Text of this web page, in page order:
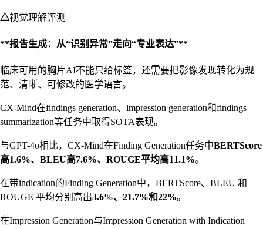
△视觉理解评测
**报告生成：从“识别异常”走向“专业表达”**
临床可用的胸片AI不能只给标签，还需要把影像发现转化为规
范、清晰、可修改的医学语言。
CX-Mind在findings generation、impression generation和findings
summarization等任务中取得SOTA表现。
与GPT-4o相比，CX-Mind在Finding Generation任务中BERTScore
高1.6%、BLEU高7.6%、ROUGE平均高11.1%。
在带indication的Finding Generation中，BERTScore、BLEU 和
ROUGE 平均分别高出3.6%、21.7%和22%。
在Impression Generation与Impression Generation with Indication